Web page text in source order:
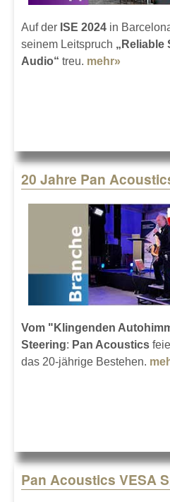
Auf der ISE 2024 in
seinem Leitspruch „Reliable
Audio“ treu. mehr»
20 Jahre Pan
Vom "Klingenden
Steering: Pan Acoustics
das 20-jährige Bestehen.
Pan Acoustics VESA